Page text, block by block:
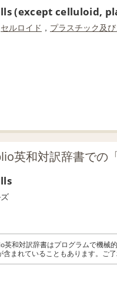
(except celluloid,
セルロイド ， プラスチック及び
英和対訳辞書での
英和対訳辞書はプログラムで機械
含まれていることもあります。ご了